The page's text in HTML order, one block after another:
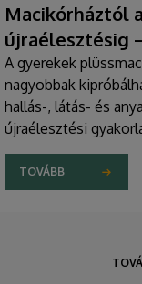
Macikórháztól
újraélesztésig
Campuson
A gyerekek
nagyobbak
hallás-, látás- és
újraélesztési
zeneterápiás és a
támogató
részt vehetnek a
Általános
TOVÁBB